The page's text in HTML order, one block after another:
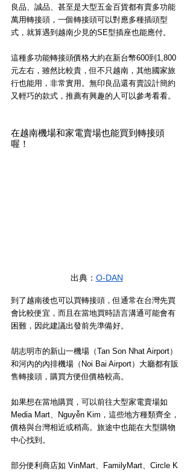
良品、誠品、甚至是大型五金百貨都有賣多功能
萬用轉接頭，一個轉接頭可以對應多種插頭型
式，就算遇到越南少見的SE型插座也能應付。
這種多功能轉接頭價格大約在新台幣600到1,800
元左右，雖然比較貴，但不只越南，其他國家旅
行也能用，非常實用。無印良品還有賣設計簡約
又輕巧的款式，推薦有興趣的人可以參考看看。
在越南機場和家電賣場也能買到轉接頭
喔！
出典： O-DAN
到了越南後也可以買轉接頭，但通常在台灣先買
會比較便宜，而且在當地買時語言溝通可能會有
困難，因此建議出發前先準備好。
胡志明市的新山一機場（Tan Son Nhat Airport）
和河內的內排機場（Noi Bai Airport）大廳都有販
售轉接頭，購買方便但價格較高。
如果想在當地購買，可以前往大型家電賣場如
Media Mart、Nguyễn Kim，這些地方種類齊全，
價格與台灣相近或稍高。旅途中也能在大型購物
中心找到。
部分便利商店如 VinMart、FamilyMart、Circle K